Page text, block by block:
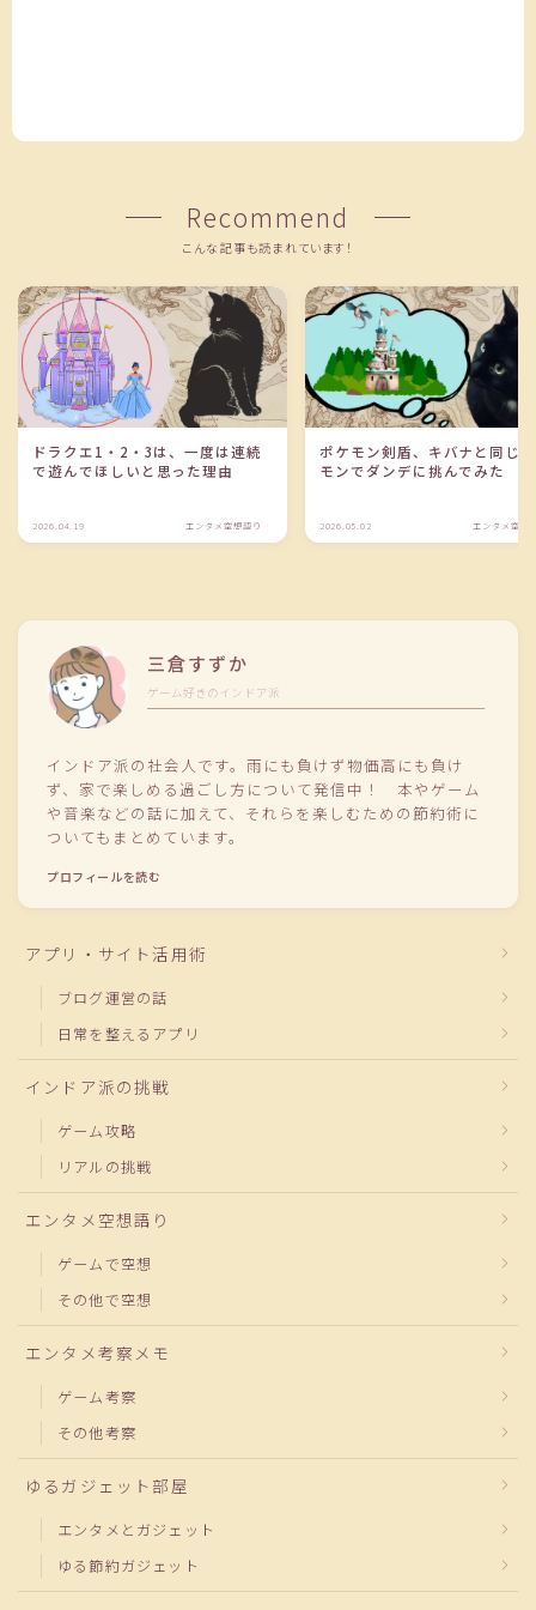
Recommend
こんな記事も読まれています！
ドラクエ1・2・3は、一度は連続
で遊んでほしいと思った理由
2026.04.19 エンタメ空想語り
ポケモン剣盾、キバナと同じ
モンでダンデに挑んでみた
2026.05.02 エンタメ空想
三倉すずか
ゲーム好きのインドア派
インドア派の社会人です。雨にも負けず物価高にも負け
ず、家で楽しめる過ごし方について発信中！ 本やゲーム
や音楽などの話に加えて、それらを楽しむための節約術に
ついてもまとめています。
プロフィールを読む
アプリ・サイト活用術
ブログ運営の話
日常を整えるアプリ
インドア派の挑戦
ゲーム攻略
リアルの挑戦
エンタメ空想語り
ゲームで空想
その他で空想
エンタメ考察メモ
ゲーム考察
その他考察
ゆるガジェット部屋
エンタメとガジェット
ゆる節約ガジェット